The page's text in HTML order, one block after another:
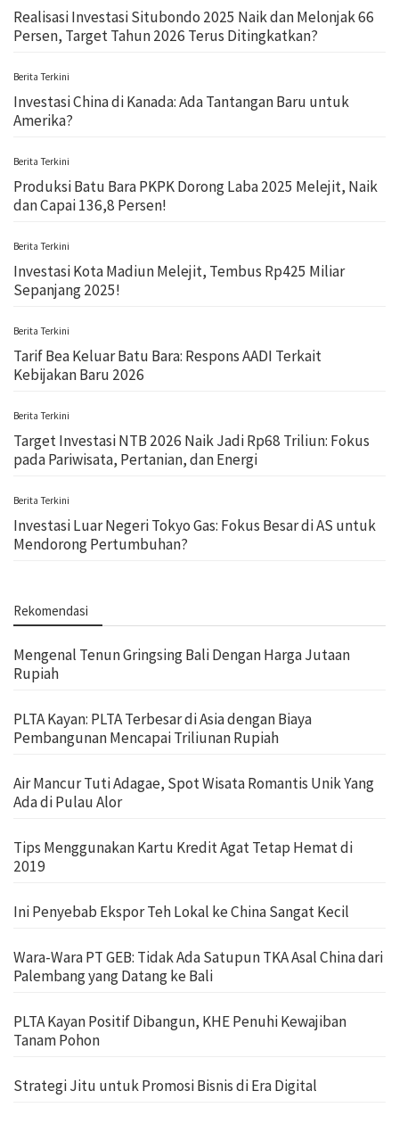
Realisasi Investasi Situbondo 2025 Naik dan Melonjak 66
Persen, Target Tahun 2026 Terus Ditingkatkan?
Berita Terkini
Investasi China di Kanada: Ada Tantangan Baru untuk
Amerika?
Berita Terkini
Produksi Batu Bara PKPK Dorong Laba 2025 Melejit, Naik
dan Capai 136,8 Persen!
Berita Terkini
Investasi Kota Madiun Melejit, Tembus Rp425 Miliar
Sepanjang 2025!
Berita Terkini
Tarif Bea Keluar Batu Bara: Respons AADI Terkait
Kebijakan Baru 2026
Berita Terkini
Target Investasi NTB 2026 Naik Jadi Rp68 Triliun: Fokus
pada Pariwisata, Pertanian, dan Energi
Berita Terkini
Investasi Luar Negeri Tokyo Gas: Fokus Besar di AS untuk
Mendorong Pertumbuhan?
Rekomendasi
Mengenal Tenun Gringsing Bali Dengan Harga Jutaan
Rupiah
PLTA Kayan: PLTA Terbesar di Asia dengan Biaya
Pembangunan Mencapai Triliunan Rupiah
Air Mancur Tuti Adagae, Spot Wisata Romantis Unik Yang
Ada di Pulau Alor
Tips Menggunakan Kartu Kredit Agat Tetap Hemat di
2019
Ini Penyebab Ekspor Teh Lokal ke China Sangat Kecil
Wara-Wara PT GEB: Tidak Ada Satupun TKA Asal China dari
Palembang yang Datang ke Bali
PLTA Kayan Positif Dibangun, KHE Penuhi Kewajiban
Tanam Pohon
Strategi Jitu untuk Promosi Bisnis di Era Digital